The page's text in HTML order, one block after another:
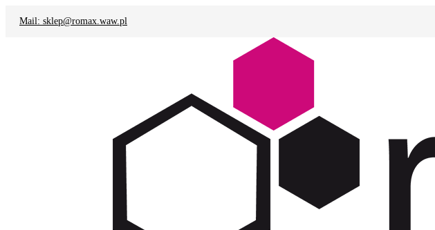
Mail: sklep@romax.waw.pl